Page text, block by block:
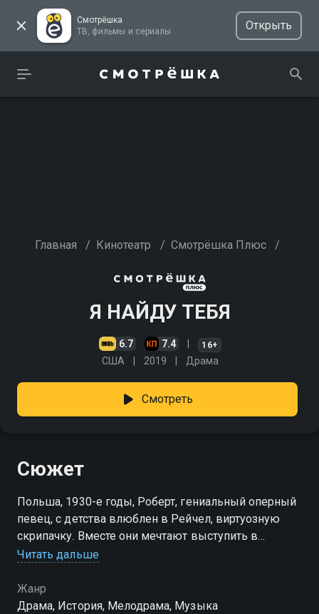
Смотрёшка
ТВ, фильмы и сериалы
Открыть
Главная / Кинотеатр / Смотрёшка Плюс /
Я НАЙДУ ТЕБЯ
6.7 7.4 16+
США 2019 Драма
Смотреть
Сюжет
Польша, 1930-е годы, Роберт, гениальный оперный
певец, с детства влюблен в Рейчел, виртуозную
скрипачку. Вместе они мечтают выступить в
Карнеги-Холле. Вторжение гитлеровских войск
отыскать Рейчел во чтобы то ни стало, ведь для их
любви нет преград… "Я найду тебя"— смотрите
Читать дальше
Жанр
Драма, История, Мелодрама, Музыка